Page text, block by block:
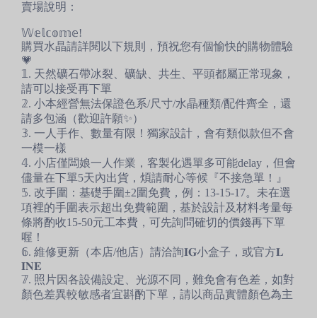
賣場說明：
𝕎𝕖𝕝𝕔𝕠𝕞𝕖!
購買水晶請詳閱以下規則，預祝您有個愉快的購物體驗
💗
𝟙. 天然礦石帶冰裂、礦缺、共生、平頭都屬正常現象，
請可以接受再下單
𝟚. 小本經營無法保證色系/尺寸/水晶種類/配件齊全，還
請多包涵（歡迎許願✨）
𝟛. 一人手作、數量有限！獨家設計，會有類似款但不會
一模一樣
𝟜. 小店僅闆娘一人作業，客製化遇單多可能delay，但會
儘量在下單5天內出貨，煩請耐心等候『不接急單！』
𝟝. 改手圍：基礎手圍±2圍免費，例：13-15-17。未在選
項裡的手圍表示超出免費範圍，基於設計及材料考量每
條將酌收15-50元工本費，可先詢問確切的價錢再下單
喔！
𝟞. 維修更新（本店/他店）請洽詢𝐈𝐆小盒子，或官方𝐋
𝐈𝐍𝐄
𝟟. 照片因各設備設定、光源不同，難免會有色差，如對
顏色差異較敏感者宜斟酌下單，請以商品實體顏色為主